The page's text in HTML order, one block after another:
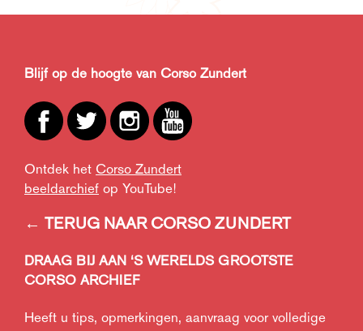
Blijf op de hoogte van Corso Zundert
Ontdek het Corso Zundert
beeldarchief op YouTube!
← TERUG NAAR CORSO ZUNDERT
DRAAG BIJ AAN ‘S WERELDS GROOTSTE
CORSO ARCHIEF
Heeft u tips, opmerkingen, aanvraag voor volledige